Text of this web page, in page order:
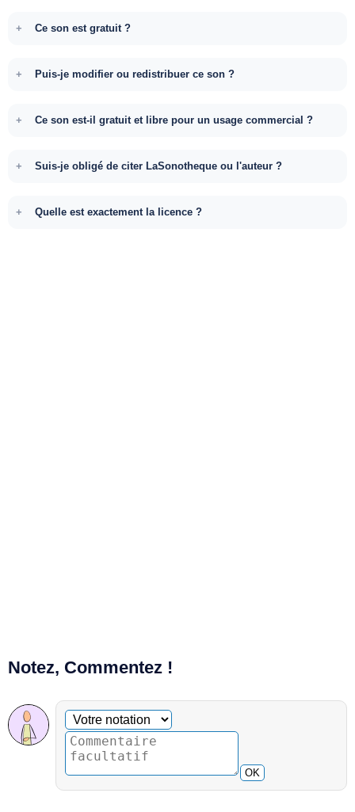
Ce son est gratuit ?
Puis-je modifier ou redistribuer ce son ?
Ce son est-il gratuit et libre pour un usage commercial ?
Suis-je obligé de citer LaSonotheque ou l'auteur ?
Quelle est exactement la licence ?
Notez, Commentez !
Commentaire facultatif
Votre notation
OK